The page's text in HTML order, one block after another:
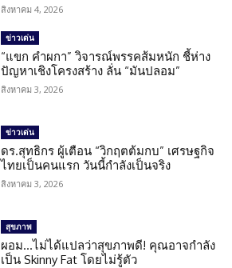
สิงหาคม 4, 2026
ข่าวเด่น
“แขก คำผกา” วิจารณ์พรรคส้มหนัก ชี้ห่าง
ปัญหาเชิงโครงสร้าง ลั่น “มันปลอม”
สิงหาคม 3, 2026
ข่าวเด่น
ดร.สุทธิกร ผู้เตือน “วิกฤตต้มกบ” เศรษฐกิจ
ไทยเป็นคนแรก วันนี้กำลังเป็นจริง
สิงหาคม 3, 2026
สุขภาพ
ผอม…ไม่ได้แปลว่าสุขภาพดี! คุณอาจกำลัง
เป็น Skinny Fat โดยไม่รู้ตัว